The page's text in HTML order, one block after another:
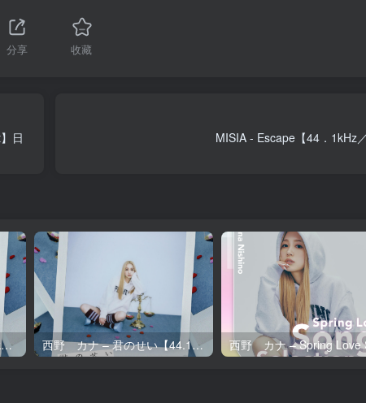
分享 收藏
日
MISIA - Escape【44．1kHz
西野 カナ – 君のせい【96kHz／24bit】日本区 西野 カナ – 君のせい【44.1kHz／16bit】日本区